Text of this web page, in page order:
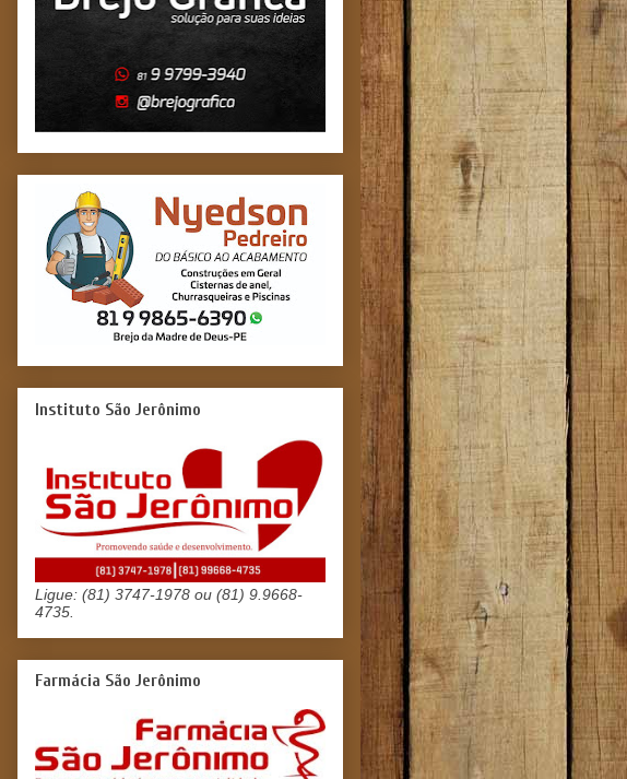
Instituto São Jerônimo
Ligue: (81) 3747-1978 ou (81) 9.9668-
4735.
Farmácia São Jerônimo